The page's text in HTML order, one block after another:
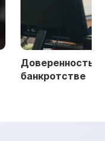
Доверенность
банкротстве